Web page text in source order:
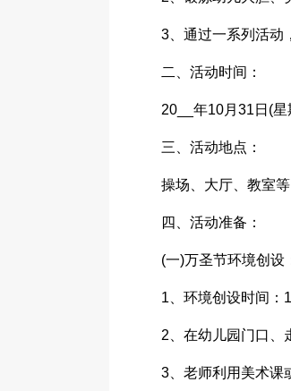
3、通过一系列活动
二、活动时间：
20__年10月31日(
三、活动地点：
操场、大厅、教室等
四、活动准备：
(一)万圣节环境创设
1、环境创设时间：
2、在幼儿园门口、
3、老师利用美术课